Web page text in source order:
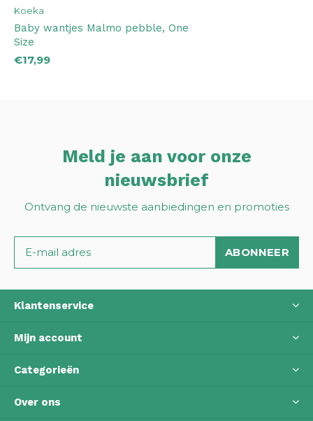
Koeka
Baby wantjes Malmo pebble, One
Size
€17,99
Meld je aan voor onze
nieuwsbrief
Ontvang de nieuwste aanbiedingen en promoties
ABONNEER
Klantenservice
Mijn account
Categorieën
Over ons